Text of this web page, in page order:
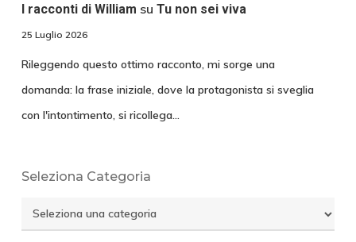
I racconti di William su Tu non sei viva
25 Luglio 2026
Rileggendo questo ottimo racconto, mi sorge una
domanda: la frase iniziale, dove la protagonista si sveglia
con l'intontimento, si ricollega…
Seleziona Categoria
Seleziona
Categoria